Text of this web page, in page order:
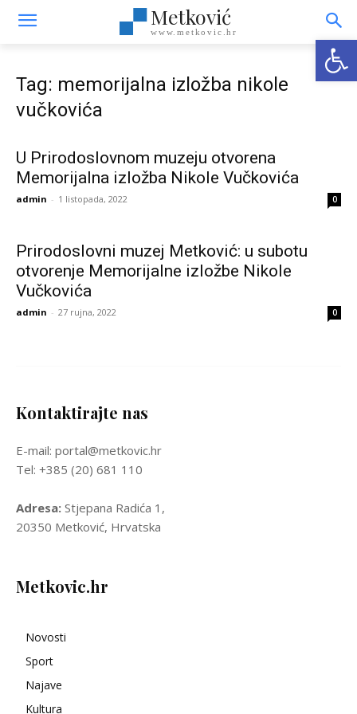
Metković
www.metkovic.hr
Tag: memorijalna izložba nikole
vučkovića
U Prirodoslovnom muzeju otvorena
Memorijalna izložba Nikole Vučkovića
admin - 1 listopada, 2022 0
Prirodoslovni muzej Metković: u subotu
otvorenje Memorijalne izložbe Nikole
Vučkovića
admin - 27 rujna, 2022 0
Kontaktirajte nas
E-mail: portal@metkovic.hr
Tel: +385 (20) 681 110
Adresa: Stjepana Radića 1,
20350 Metković, Hrvatska
Metkovic.hr
Novosti
Sport
Najave
Kultura